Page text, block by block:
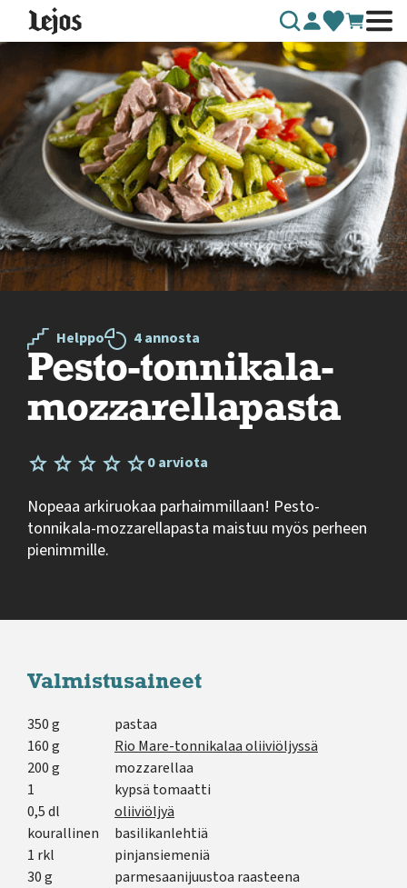
Siirry sisältöön
Helppo 4 annosta
Pesto-tonnikala-
mozzarellapasta
0 arviota
Nopeaa arkiruokaa parhaimmillaan! Pesto-
tonnikala-mozzarellapasta maistuu myös perheen
pienimmille.
Valmistusaineet
350 g
pastaa
160 g
Rio Mare-tonnikalaa oliiviöljyssä
200 g
mozzarellaa
1
kypsä tomaatti
0,5 dl
oliiviöljyä
kourallinen
basilikanlehtiä
1 rkl
pinjansiemeniä
30 g
parmesaanijuustoa raasteena